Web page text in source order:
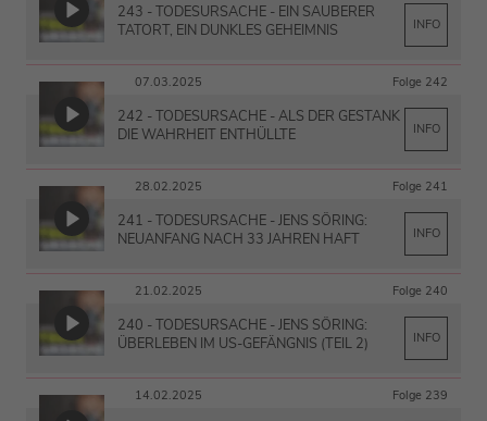
243 - TODESURSACHE - EIN SAUBERER
TATORT, EIN DUNKLES GEHEIMNIS
INFO
07.03.2025 Folge 242
242 - TODESURSACHE - ALS DER GESTANK
DIE WAHRHEIT ENTHÜLLTE
INFO
28.02.2025 Folge 241
241 - TODESURSACHE - JENS SÖRING:
NEUANFANG NACH 33 JAHREN HAFT
INFO
21.02.2025 Folge 240
240 - TODESURSACHE - JENS SÖRING:
ÜBERLEBEN IM US-GEFÄNGNIS (TEIL 2)
INFO
14.02.2025 Folge 239